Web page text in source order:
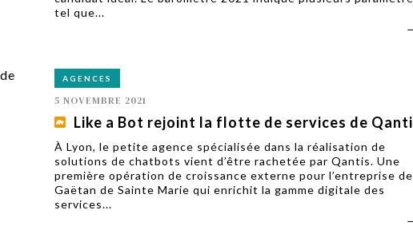
tel que...
AGENCES
5 NOVEMBRE 2021
Like a Bot rejoint la flotte de services de
À Lyon, le petite agence spécialisée dans la réalisation de
solutions de chatbots vient d’être rachetée par Qantis. Une
première opération de croissance externe pour l’entreprise de
Gaëtan de Sainte Marie qui enrichit la gamme digitale des
services...